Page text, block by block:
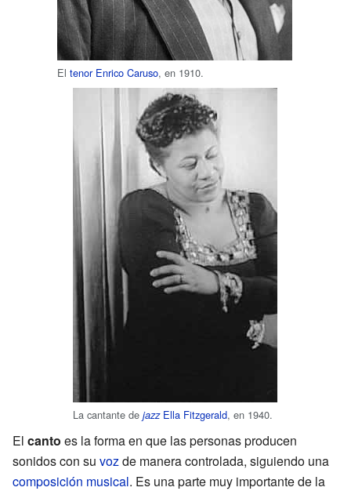
El tenor Enrico Caruso, en 1910.
La cantante de jazz Ella Fitzgerald, en 1940.
El canto es la forma en que las personas producen
sonidos con su vozde manera controlada, siguiendo una
composición musical. Es una parte muy importante de la